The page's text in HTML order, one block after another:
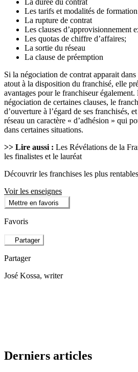
La durée du contrat
Les tarifs et modalités de formation
La rupture de contrat
Les clauses d’approvisionnement
Les quotas de chiffre d’affaires;
La sortie du réseau
La clause de préemption
Si la négociation de contrat apparait
atout à la disposition du franchisé, elle
avantages pour le franchiseur
négociation de certaines clauses, le
d’ouverture à l’égard de ses franchisés,
réseau un caractère « d’adhésion » qui
dans certaines situations.
>> Lire aussi : Les Révélations de la
les finalistes et le lauréat
Découvrir les franchises les plus rentables
Voir les enseignes
Mettre en favoris
Favoris
Partager
Partager
José Kossa, writer
Derniers articles